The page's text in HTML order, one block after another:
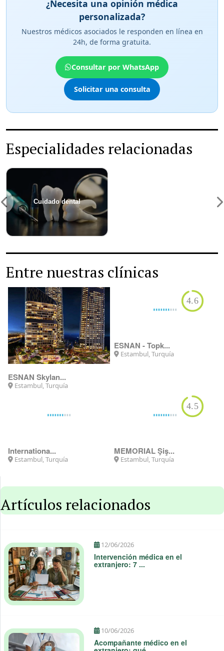
¿Necesita una opinión médica
personalizada?
Nuestros médicos asociados le responden en línea en
24h, de forma gratuita.
Consultar por WhatsApp
Solicitar una consulta
Especialidades relacionadas
Cuidado dental
Entre nuestras clínicas
ESNAN Skylan...
Estambul, Turquía
4.6
4.5
Artículos relacionados